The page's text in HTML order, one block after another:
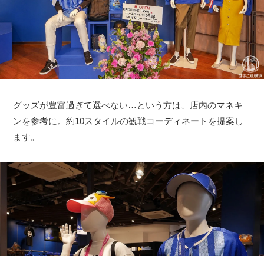
グッズが豊富過ぎて選べない…という方は、店内のマネキ
ンを参考に。約10スタイルの観戦コーディネートを提案し
ます。